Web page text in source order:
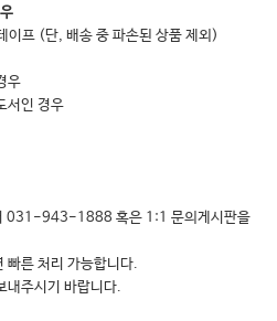
프 (단, 배송 중 파손된 상품 제외)
우
서인 경우
031-943-1888 혹은 1:1 문의게시판을
빠른 처리 가능합니다.
내주시기 바랍니다.